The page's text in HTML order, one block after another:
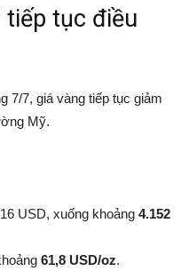
tiếp tục điều
7/7, giá vàng tiếp tục giảm
Mỹ.
USD, xuống khoảng 4.152
61,8 USD/oz.